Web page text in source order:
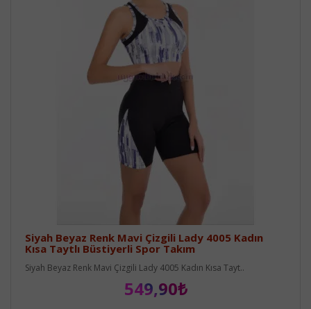
Siyah Beyaz Renk Mavi Çizgili Lady 4005 Kadın
Kısa Taytlı Büstiyerli Spor Takım
Siyah Beyaz Renk Mavi Çizgili Lady 4005 Kadın Kısa Tayt..
549,90₺